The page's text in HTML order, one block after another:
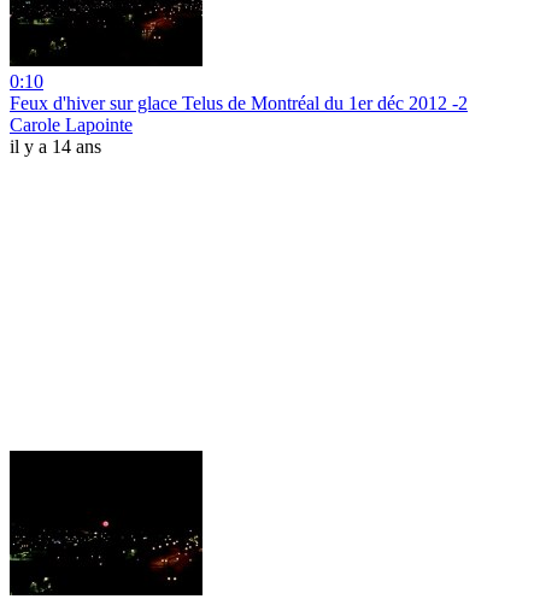
0:10
Feux d'hiver sur glace Telus de Montréal du 1er déc 2012 -2
Carole Lapointe
il y a 14 ans